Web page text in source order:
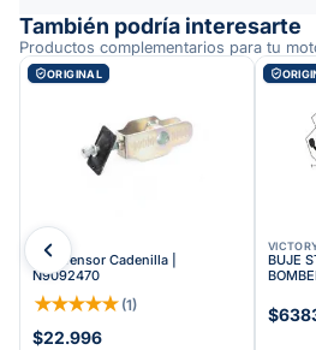
También podría interesarte
Productos complementarios para tu
ORIGINAL
TVS
TVS Tensor Cadenilla |
N9092470
★★★★★ (1)
$22.996
BUJE